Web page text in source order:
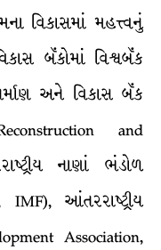
વિકાસમાં મહત્ત્વનું
બૅંકોમાં વિશ્વબૅંક
અને વિકાસ બૅંક
and
નાણાં ભંડોળ
આંતરરાષ્ટ્રીય
Association,